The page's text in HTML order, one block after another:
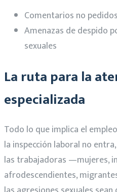
Comentarios no
Amenazas de despido
sexuales
La ruta para la
especializada
Todo lo que implica el
la inspección laboral no
las trabajadoras —mujeres,
afrodescendientes,